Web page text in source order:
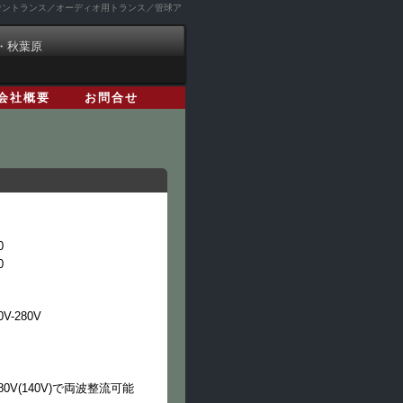
トランス／オーディオ用トランス／管球ア
秋葉原
社概要 お問合せ
280V
で両波整流可能